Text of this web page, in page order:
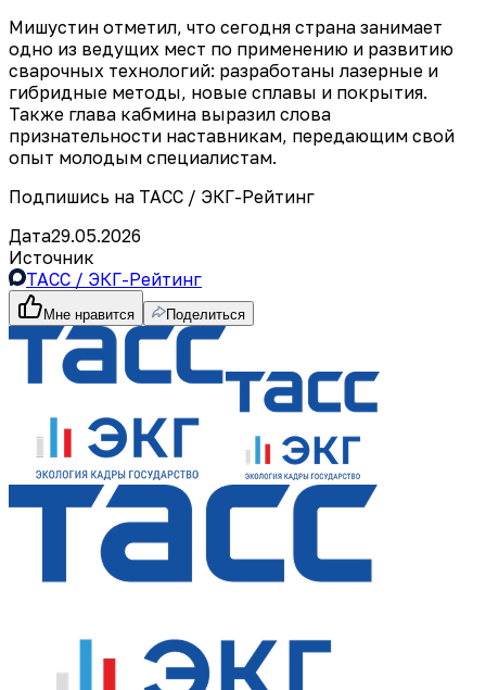
Мишустин отметил, что сегодня страна занимает
одно из ведущих мест по применению и развитию
сварочных технологий: разработаны лазерные и
гибридные методы, новые сплавы и покрытия.
Также глава кабмина выразил слова
признательности наставникам, передающим свой
опыт молодым специалистам.
Подпишись на ТАСС / ЭКГ-Рейтинг
Дата29.05.2026
Источник
ТАСС / ЭКГ-Рейтинг
Мне нравится Поделиться